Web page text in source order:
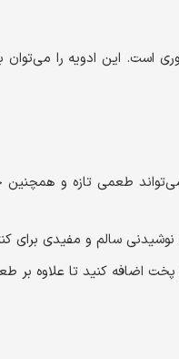
است. این ادویه را
می‌تواند طعمی تازه و
سالم و مفیدی برای
اضافه کنید تا علاوه بر